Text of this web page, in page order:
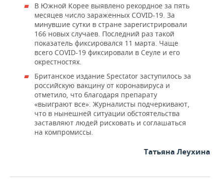
В Южной Корее выявлено рекордное за пять
месяцев число зараженных COVID-19. За
минувшие сутки в стране зарегистрировали
166 новых случаев. Последний раз такой
показатель фиксировался 11 марта. Чаще
всего COVID-19 фиксировали в Сеуле и его
окрестностях.
Британское издание Spectator заступилось за
российскую вакцину от коронавируса и
отметило, что благодаря препарату
«выиграют все». Журналисты подчеркивают,
что в нынешней ситуации обстоятельства
заставляют людей рисковать и соглашаться
на компромиссы.
Татьяна Леухина